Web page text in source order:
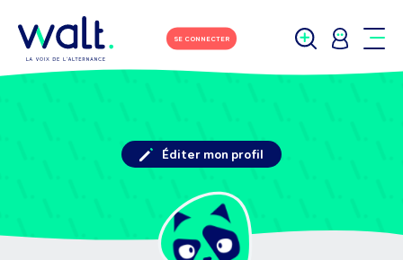
SE CONNECTER
Éditer mon profil